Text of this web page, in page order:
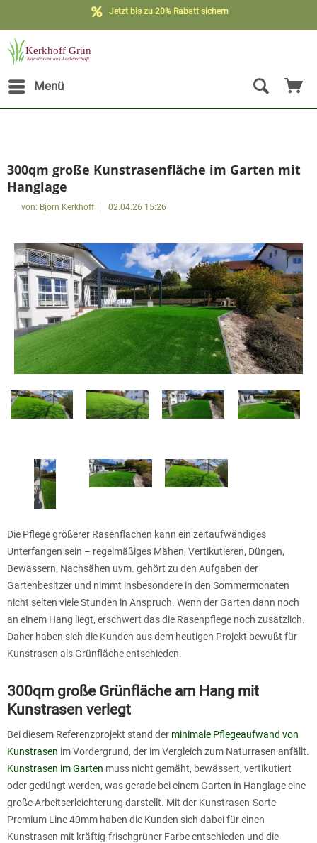
Jetzt bis zu 20% Rabatt sichern
Kostenloser Versand möglich**
Menü
300qm große Kunstrasenfläche im Garten mit
Hanglage
von: Björn Kerkhoff 02.04.26 15:26
Die Pflege größerer Rasenflächen kann ein zeitaufwändiges
Unterfangen sein – regelmäßiges Mähen, Vertikutieren, Düngen,
Bewässern, Nachsähen uvm. gehört zu den Aufgaben der
Gartenbesitzer und nimmt insbesondere in den Sommermonaten
nicht selten viele Stunden in Anspruch. Wenn der Garten dann noch
an einem Hang liegt, erschwert das die Rasenpflege noch zusätzlich.
Daher haben sich die Kunden aus dem heutigen Projekt bewußt für
Kunstrasen als Grünfläche entschieden.
300qm große Grünfläche am Hang mit
Kunstrasen verlegt
Bei diesem Referenzprojekt stand der minimale Pflegeaufwand von
Kunstrasen im Vordergrund, der im Vergleich zum Naturrasen anfällt.
Kunstrasen im Garten muss nicht gemäht, bewässert, vertikutiert
oder gedüngt werden, was gerade bei einem Garten in Hanglage eine
große Arbeitserleichterung darstellt. Mit der Kunstrasen-Sorte
Premium Line 40mm haben die Kunden sich dabei für einen
Kunstrasen mit kräftig-frischgrüner Farbe entschieden und die